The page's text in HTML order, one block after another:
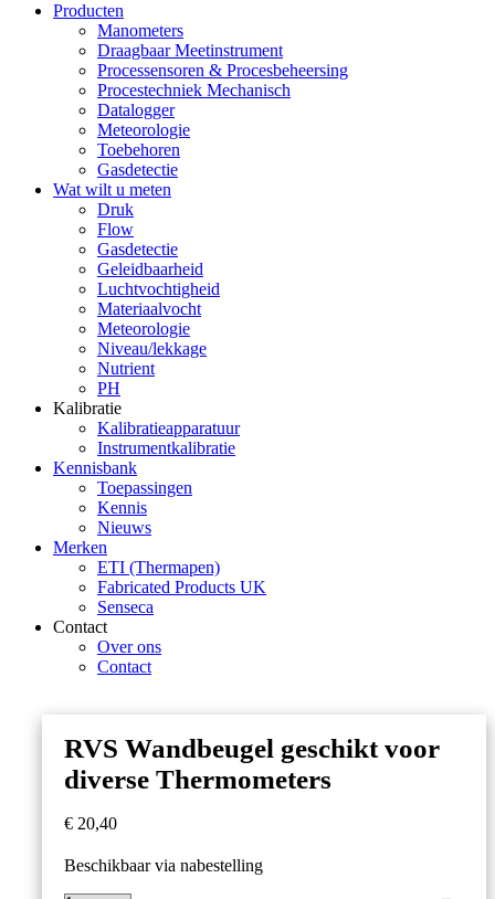
Producten
Manometers
Draagbaar Meetinstrument
Processensoren & Procesbeheersing
Procestechniek Mechanisch
Datalogger
Meteorologie
Toebehoren
Gasdetectie
Wat wilt u meten
Druk
Flow
Gasdetectie
Geleidbaarheid
Luchtvochtigheid
Materiaalvocht
Meteorologie
Niveau/lekkage
Nutrient
PH
Kalibratie
Kalibratieapparatuur
Instrumentkalibratie
Kennisbank
Toepassingen
Kennis
Nieuws
Merken
ETI (Thermapen)
Fabricated Products UK
Senseca
Contact
Over ons
Contact
RVS Wandbeugel geschikt voor
diverse Thermometers
€ 20,40
Beschikbaar via nabestelling